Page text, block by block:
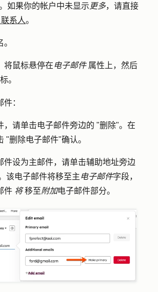
如果你的帐户中未显示 更多，请直接
联系人。
。
将鼠标悬停在电子邮件 属性上，然后
。
：
，请单击电子邮件旁边的 "删除"。在
"删除电子邮件"确认。
件设为主邮件，请单击辅助地址旁边
该电子邮件将移至主电子邮件字段，
件 将移至附加电子邮件部分。